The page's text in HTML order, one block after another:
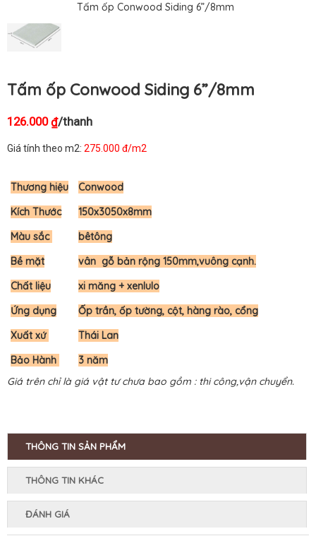
Tấm ốp Conwood Siding 6”/8mm
Tấm ốp Conwood Siding 6”/8mm
126.000₫/thanh
Giá tính theo m2: 275.000 đ/m2
Thương hiệu
Conwood
Kích Thước
150x3050x8mm
Màu sắc
bêtông
Bề mặt
vân gỗ bản rộng 150mm,vuông cạnh.
Chất liệu
xi măng + xenlulo
Ứng dụng
Ốp trần, ốp tường, cột, hàng rào, cổng
Xuất xứ
Thái Lan
Bảo Hành
3 năm
Giá trên chỉ là giá vật tư chưa bao gồm : thi công,vận chuyển.
THÔNG TIN SẢN PHẨM
THÔNG TIN KHÁC
ĐÁNH GIÁ